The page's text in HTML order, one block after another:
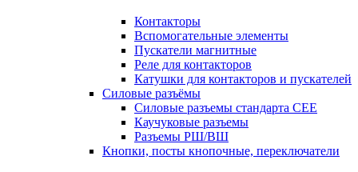
Контакторы
Вспомогательные элементы
Пускатели магнитные
Реле для контакторов
Катушки для контакторов и пускателей
Силовые разъёмы
Силовые разъемы стандарта СЕЕ
Каучуковые разъемы
Разъемы РШ/ВШ
Кнопки, посты кнопочные, переключатели